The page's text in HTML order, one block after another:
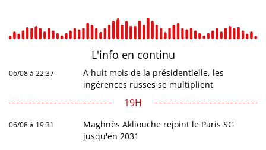
L'info en continu
06/08 à 22:37
A huit mois de la présidentielle, les
ingérences russes se multiplient
19H
06/08 à 19:31
Maghnès Akliouche rejoint le Paris SG
jusqu'en 2031